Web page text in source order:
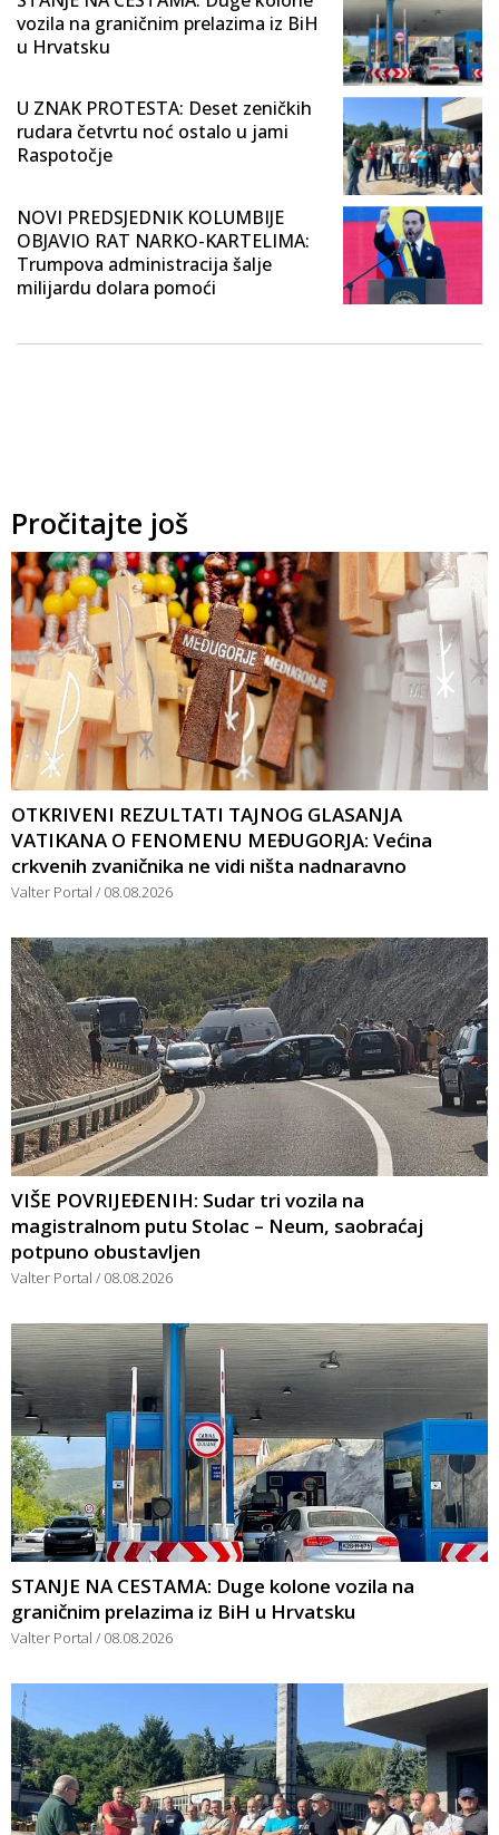
vozila na graničnim prelazima iz BiH
u Hrvatsku
U ZNAK PROTESTA: Deset zeničkih
rudara četvrtu noć ostalo u jami
Raspotočje
NOVI PREDSJEDNIK KOLUMBIJE
OBJAVIO RAT NARKO-KARTELIMA:
Trumpova administracija šalje
milijardu dolara pomoći
Pročitajte još
OTKRIVENI REZULTATI TAJNOG GLASANJA
VATIKANA O FENOMENU MEĐUGORJA: Većina
crkvenih zvaničnika ne vidi ništa nadnaravno
Valter Portal 08.08.2026
VIŠE POVRIJEĐENIH: Sudar tri vozila na
magistralnom putu Stolac – Neum, saobraćaj
potpuno obustavljen
Valter Portal 08.08.2026
STANJE NA CESTAMA: Duge kolone vozila na
graničnim prelazima iz BiH u Hrvatsku
Valter Portal 08.08.2026